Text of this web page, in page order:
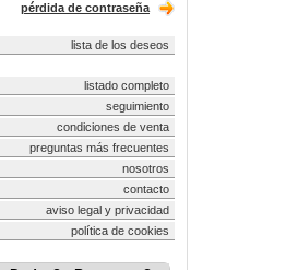
pérdida de contraseña
lista de los deseos
listado completo
seguimiento
condiciones de venta
preguntas más frecuentes
nosotros
contacto
aviso legal y privacidad
política de cookies